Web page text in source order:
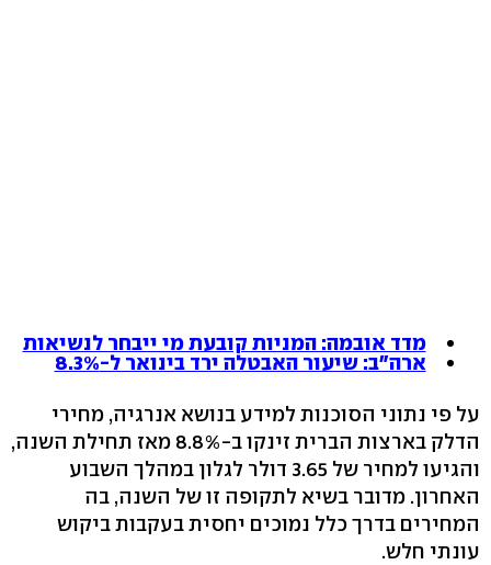
מדד אובמה: המניות קובעת מי ייבחר לנשיאות
ארה"ב: שיעור האבטלה ירד בינואר ל-8.3%
על פי נתוני הסוכנות למידע בנושא אנרגיה, מחירי
הדלק בארצות הברית זינקו ב-8.8% מאז תחילת השנה,
והגיעו למחיר של 3.65 דולר לגלון במהלך השבוע
האחרון. מדובר בשיא לתקופה זו של השנה, בה
המחירים בדרך כלל נמוכים יחסית בעקבות ביקוש
עונתי חלש.